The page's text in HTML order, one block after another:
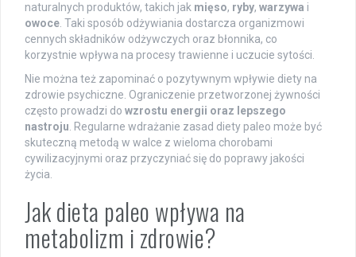
naturalnych produktów, takich jak mięso, ryby, warzywa i
owoce. Taki sposób odżywiania dostarcza organizmowi
cennych składników odżywczych oraz błonnika, co
korzystnie wpływa na procesy trawienne i uczucie sytości.
Nie można też zapominać o pozytywnym wpływie diety na
zdrowie psychiczne. Ograniczenie przetworzonej żywności
często prowadzi do wzrostu energii oraz lepszego
nastroju. Regularne wdrażanie zasad diety paleo może być
skuteczną metodą w walce z wieloma chorobami
cywilizacyjnymi oraz przyczyniać się do poprawy jakości
życia.
Jak dieta paleo wpływa na
metabolizm i zdrowie?